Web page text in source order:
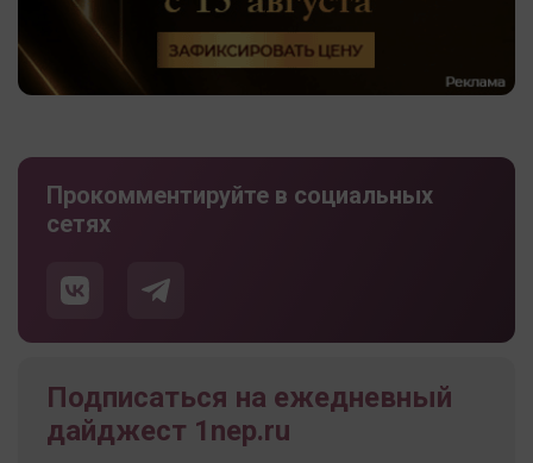
Прокомментируйте в социальных
сетях
Подписаться на ежедневный
дайджест 1nep.ru